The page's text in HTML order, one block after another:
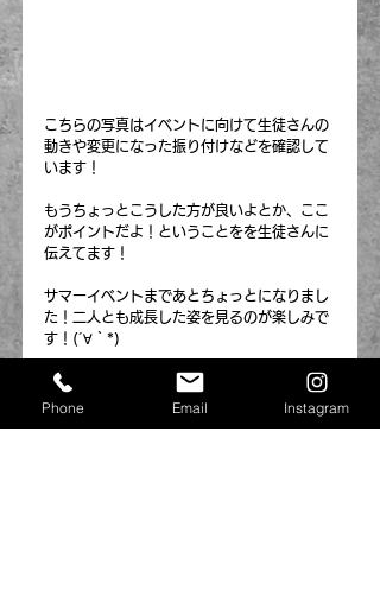
こちらの写真はイベントに向けて生徒さんの
動きや変更になった振り付けなどを確認して
います！
もうちょっとこうした方が良いよとか、ここ
がポイントだよ！ということをを生徒さんに
伝えてます！
サマーイベントまであとちょっとになりまし
た！二人とも成長した姿を見るのが楽しみで
す！(´∀｀*)
BENY
Phone Email Instagram